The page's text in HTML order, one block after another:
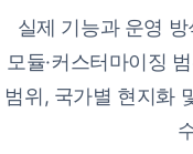
실제 기능과 운영 방
모듈·커스터마이징
범위, 국가별 현지화